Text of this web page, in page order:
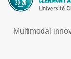
Multimodal